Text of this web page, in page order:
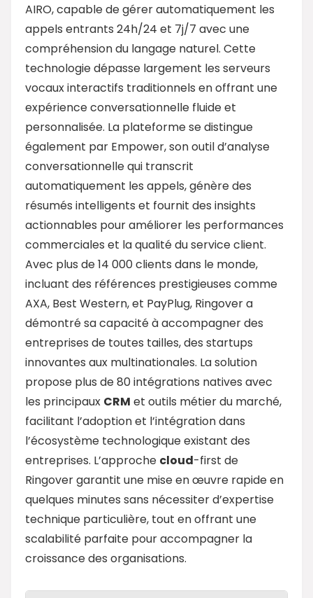
AIRO, capable de gérer automatiquement les
appels entrants 24h/24 et 7j/7 avec une
compréhension du langage naturel. Cette
technologie dépasse largement les serveurs
vocaux interactifs traditionnels en offrant une
expérience conversationnelle fluide et
personnalisée. La plateforme se distingue
également par Empower, son outil d’analyse
conversationnelle qui transcrit
automatiquement les appels, génère des
résumés intelligents et fournit des insights
actionnables pour améliorer les performances
commerciales et la qualité du service client.
Avec plus de 14 000 clients dans le monde,
incluant des références prestigieuses comme
AXA, Best Western, et PayPlug, Ringover a
démontré sa capacité à accompagner des
entreprises de toutes tailles, des startups
innovantes aux multinationales. La solution
propose plus de 80 intégrations natives avec
les principaux CRM et outils métier du marché,
facilitant l’adoption et l’intégration dans
l’écosystème technologique existant des
entreprises. L’approche cloud-first de
Ringover garantit une mise en œuvre rapide en
quelques minutes sans nécessiter d’expertise
technique particulière, tout en offrant une
scalabilité parfaite pour accompagner la
croissance des organisations.